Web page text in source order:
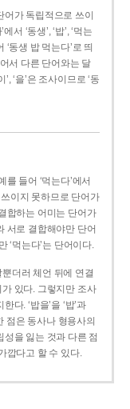
가 독립적으로 쓰이
서 ‘동생’, ‘밥’, ‘먹는
동생 밥 먹는다’로 띄
서 다른 단어와는 달
‘을’은 조사이므로 ‘동
들어 ‘먹는다’에서
쓰이지 못하므로 단어가
합하는 어미는 단어가
서로 결합해야만 단어
‘먹는다’는 단어이다.
더러 체언 뒤에 연결
있다. 그렇지만 조사
다. ‘밥을’을 ‘밥’과
점은 동사나 형용사의
을 잃는 것과 다른 점
깝다고 할 수 있다.